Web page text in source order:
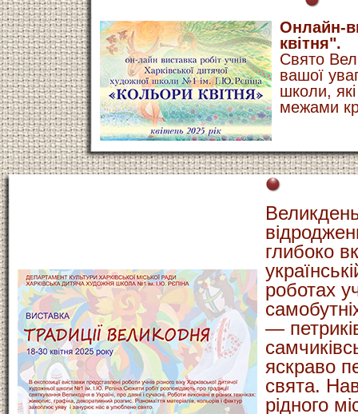
Онлайн-
квiтня".
Свято
вашої
школи,
межами
глибоко
роботах
—
яскраво
свята.
рідного